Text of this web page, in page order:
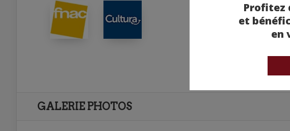
Profitez
et
en
GALERIE PHOTOS